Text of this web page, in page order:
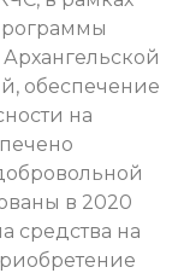
обеспечение
на
в 2020
средства на